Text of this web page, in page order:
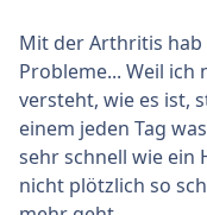
Mit der Arthritis hab
Probleme... Weil ich
versteht, wie es ist,
einem jeden Tag
sehr schnell wie ein
nicht plötzlich so